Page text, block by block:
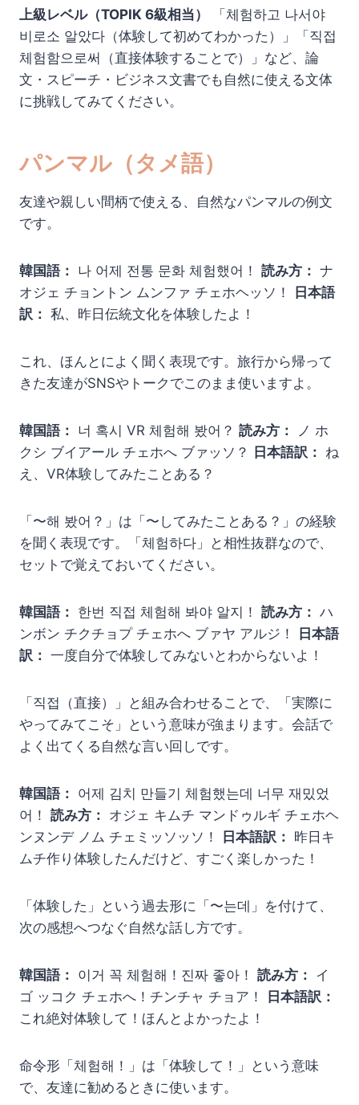
上級レベル（TOPIK 6級相当）
「체험하고 나서야
비로소 알았다（体験して初めてわかった）」「직접
체험함으로써（直接体験することで）」など、論
文・スピーチ・ビジネス文書でも自然に使える文体
に挑戦してみてください。
パンマル（タメ語）
友達や親しい間柄で使える、自然なパンマルの例文
です。
韓国語： 나 어제 전통 문화 체험했어！ 読み方： ナ
オジェ チョントン ムンファ チェホヘッソ！
日本語
訳： 私、昨日伝統文化を体験したよ！
これ、ほんとによく聞く表現です。旅行から帰って
きた友達がSNSやトークでこのまま使いますよ。
韓国語： 너 혹시 VR 체험해 봤어？ 読み方：
ノ ホ
クシ ブイアール チェホへ ブァッソ？
日本語訳： ね
え、VR体験してみたことある？
「〜해 봤어？」は「〜してみたことある？」の経験
を聞く表現です。「체험하다」と相性抜群なので、
セットで覚えておいてください。
韓国語： 한번 직접 체험해 봐야 알지！ 読み方： ハ
ンボン チクチョプ チェホへ ブァヤ アルジ！
日本語
訳： 一度自分で体験してみないとわからないよ！
「직접（直接）」と組み合わせることで、「実際に
やってみてこそ」という意味が強まります。会話で
よく出てくる自然な言い回しです。
韓国語： 어제 김치 만들기 체험했는데 너무 재밌었
어！ 読み方： オジェ キムチ マンドゥルギ チェホヘ
ンヌンデ ノム チェミッソッソ！
日本語訳： 昨日キ
ムチ作り体験したんだけど、すごく楽しかった！
「体験した」という過去形に「〜는데」を付けて、
次の感想へつなぐ自然な話し方です。
韓国語： 이거 꼭 체험해！진짜 좋아！ 読み方： イ
ゴ ッコク チェホへ！チンチャ チョア！
日本語訳：
これ絶対体験して！ほんとよかったよ！
命令形「체험해！」は「体験して！」という意味
で、友達に勧めるときに使います。